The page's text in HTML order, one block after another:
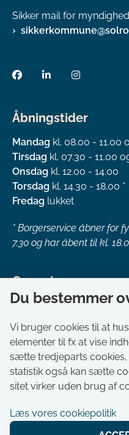
Sikker mail for
Åbningstider
Mandag kl. 08.00 - 11.00
Tirsdag kl. 07.30 - 11.00
Onsdag kl. 12.00 - 14.00
Torsdag kl. 14.30 - 18.00 *
Fredag lukket
* Borgerservice åbner for
7.30 og har åbent til kl.
Genveje
Om kommunen
Aktuelt
Akut hjælp
Bestil tid i Borgerservice
Ledige stillinger
Selvbetjening
Du bestemmer
Vi bruger cookies til at
elementer til fx at vise
sætte tredjeparts
statistik også kan sætte
sitet virker uden brug af
Læs vores cookiepolitik